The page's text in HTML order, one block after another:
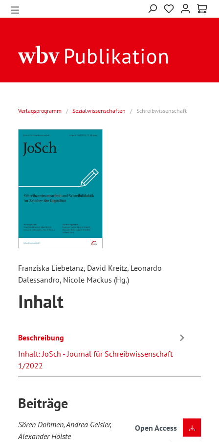
Verlagsprogramm / Sozialwissenschaften / Schreibwissenschaft
Franziska Liebetanz, David Kreitz, Leonardo
Dalessandro, Nicole Mackus (Hg.)
Inhalt
Beschreibung
Inhalt: JoSch - Journal für Schreibwissenschaft
1/2022
Beiträge
Sören Dohmen, Andrea Geisler,
Alexander Holste
Open Access